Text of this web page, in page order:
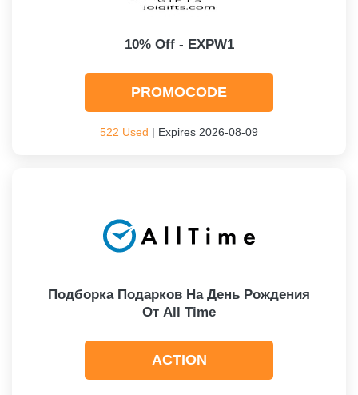
10% Off - EXPW1
PROMOCODE
522 Used | Expires 2026-08-09
Подборка Подарков На День Рождения
От All Time
ACTION